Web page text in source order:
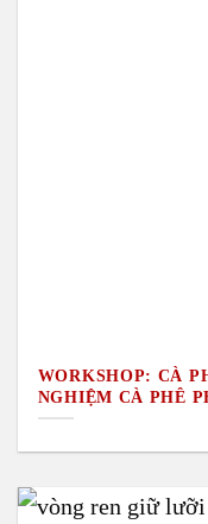
WORKSHOP: CÀ
NGHIỆM CÀ PHÊ